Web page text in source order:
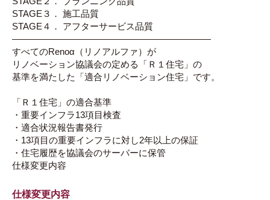
STAGE３． 施工品質
STAGE４． アフターサービス品質
――――――――――――――――――――――
すべてのRenoα（リノアルファ）が
リノベーション協議会の定める「Ｒ１住宅」の
基準を満たした「適合リノベーション住宅」です。
「Ｒ１住宅」の適合基準
・重要インフラ13項目検査
・適合状況報告書発行
・13項目の重要インフラに対し2年以上の保証
・住宅履歴を協議会のサーバーに保管
仕様変更内容
仕様変更内容